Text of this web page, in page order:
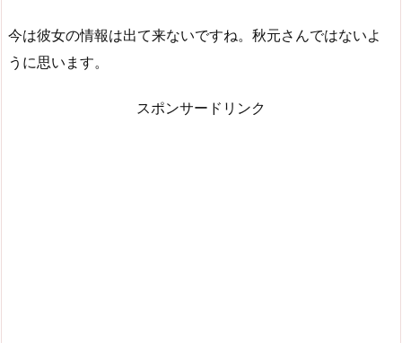
今は彼女の情報は出て来ないですね。秋元さんではないよ
うに思います。
スポンサードリンク